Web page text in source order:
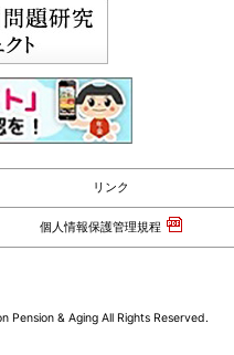
リンク
個人情報保護管理規程
& Aging All Rights Reserved.